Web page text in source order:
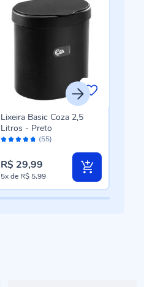
Avaliação: (55)
Lixeira Basic Coza 2,5
Litros - Preto
R$ 29,99
5xde R$ 5,99